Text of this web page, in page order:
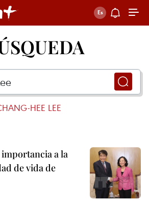
HEE LEE
a la
de vida de